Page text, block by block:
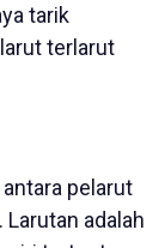
tarik
terlarut
pelarut
adalah